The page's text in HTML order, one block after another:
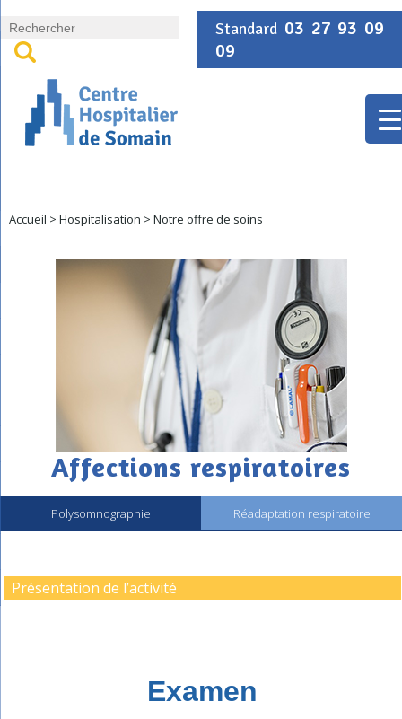
Standard 03 27 93 09
09
Accueil > Hospitalisation > Notre offre de soins
Affections respiratoires
Polysomnographie Réadaptation respiratoire
Présentation de l’activité
Examen
Panneau de gestion des cookies